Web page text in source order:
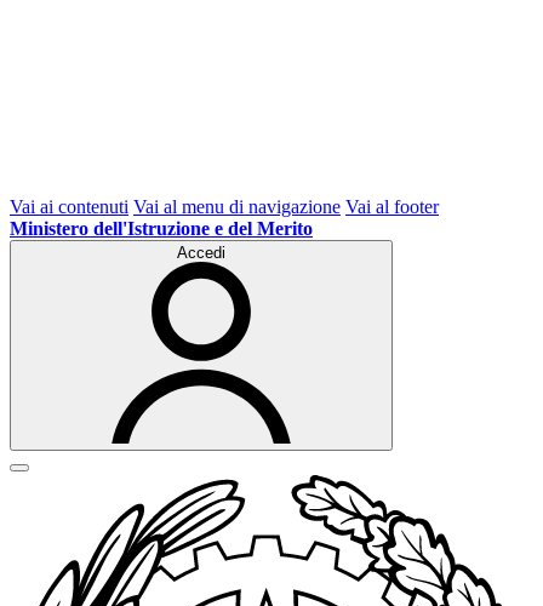
Vai ai contenuti Vai al menu di navigazione Vai al footer
Ministero dell'Istruzione e del Merito
Accedi